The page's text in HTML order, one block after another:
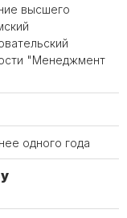
высшего
"Менеджмент
одного года